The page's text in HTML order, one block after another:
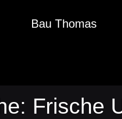
Bau Thomas
Frische